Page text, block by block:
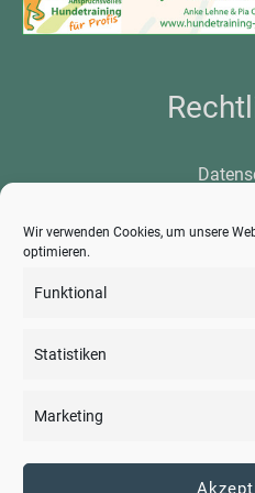
Wir verwenden Cookies, um unsere
optimieren.
Funktional
Statistiken
Marketing